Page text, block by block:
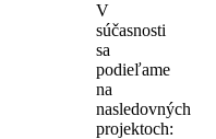
V
súčasnosti
sa
podieľame
na
nasledovných
projektoch: